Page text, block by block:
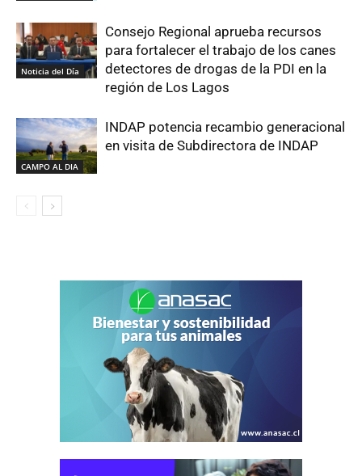
Noticia del Día
Consejo Regional aprueba recursos
para fortalecer el trabajo de los canes
detectores de drogas de la PDI en la
región de Los Lagos
CAMPO AL DIA
INDAP potencia recambio generacional
en visita de Subdirectora de INDAP